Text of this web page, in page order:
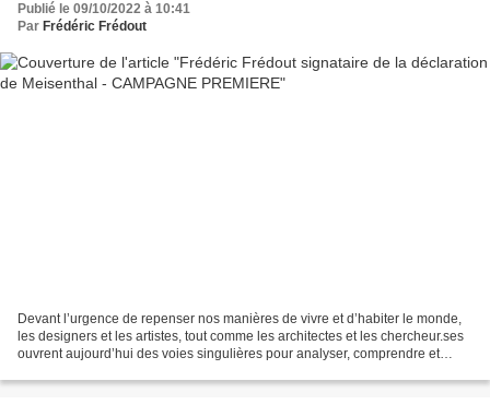
Publié le 09/10/2022 à 10:41
Par Frédéric Frédout
Devant l’urgence de repenser nos manières de vivre et d’habiter le monde,
les designers et les artistes, tout comme les architectes et les chercheur.ses
ouvrent aujourd’hui des voies singulières pour analyser, comprendre et